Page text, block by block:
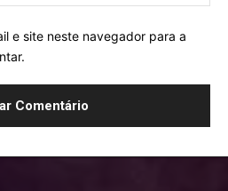
e site neste navegador para a